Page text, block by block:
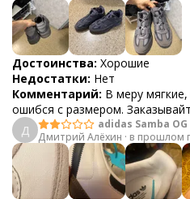
Достоинства: Хорошие
Недостатки: Нет
Комментарий: В меру
ошибся с размером.
Д
adidas Samba OG
Дмитрий Алёхин · в прошлом